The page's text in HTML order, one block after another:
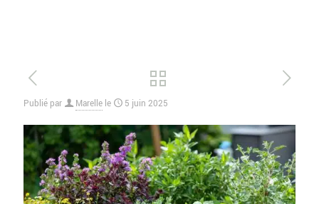
Publié par Marelle le 5 juin 2025